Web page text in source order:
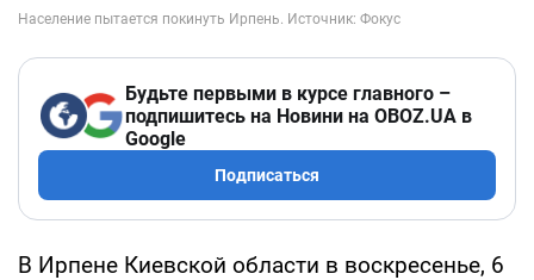
Будьте первыми в курсе главного –
подпишитесь на Новини на OBOZ.UA в
Google
Подписаться
В Ирпене Киевской области в воскресенье, 6